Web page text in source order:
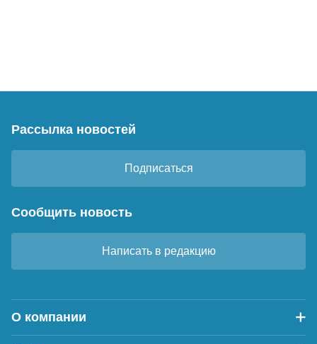
Рассылка новостей
Подписаться
Сообщить новость
Написать в редакцию
О компании